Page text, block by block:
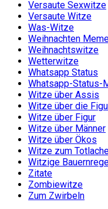
Versaute Sexwitze
Versaute Witze
Was-Witze
Weihnachten
Weihnachtswitze
Wetterwitze
Whatsapp Status
Whatsapp-Status-
Witze über Assis
Witze über die
Witze über Figur
Witze über Männer
Witze über Ökos
Witze zum
Witzige
Zitate
Zombiewitze
Zum Zwirbeln